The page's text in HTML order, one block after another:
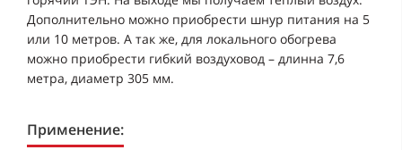
Дополнительно можно приобрести шнур питания на 5
или 10 метров. А так же, для локального обогрева
можно приобрести гибкий воздуховод – длинна 7,6
метра, диаметр 305 мм.
Применение: